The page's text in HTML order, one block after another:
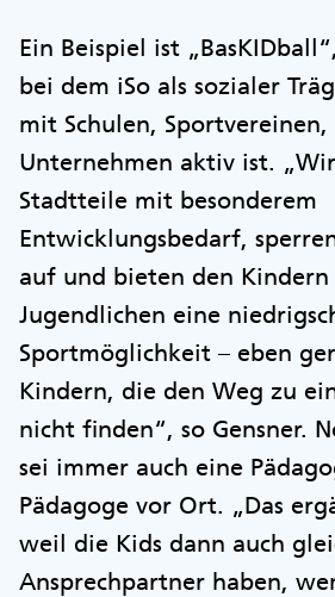
Ein Beispiel ist
bei dem iSo als sozialer
mit Schulen,
Unternehmen aktiv ist.
Stadtteile mit besonderem
Entwicklungsbedarf,
auf und bieten den Kindern
Jugendlichen eine
Sportmöglichkeit – eben
Kindern, die den Weg zu
nicht finden“, so Gensner.
sei immer auch eine
Pädagoge vor Ort. „Das
weil die Kids dann auch
Ansprechpartner haben,